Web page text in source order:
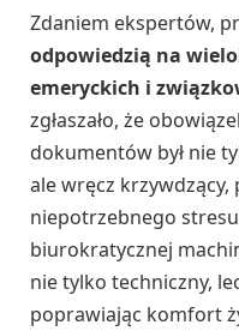
Zdaniem ekspertów,
odpowiedzią na
emeryckich i
zgłaszało, że
dokumentów był nie
ale wręcz krzywdzący,
niepotrzebnego
biurokratycznej
nie tylko techniczny,
poprawiając komfort